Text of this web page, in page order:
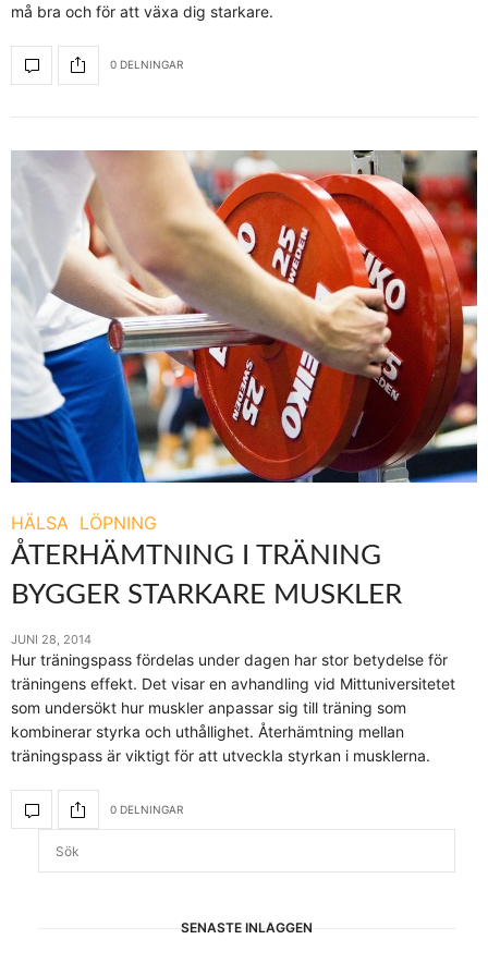
må bra och för att växa dig starkare.
0 DELNINGAR
HÄLSA LÖPNING
ÅTERHÄMTNING I TRÄNING
BYGGER STARKARE MUSKLER
JUNI 28, 2014
Hur träningspass fördelas under dagen har stor betydelse för
träningens effekt. Det visar en avhandling vid Mittuniversitetet
som undersökt hur muskler anpassar sig till träning som
kombinerar styrka och uthållighet. Återhämtning mellan
träningspass är viktigt för att utveckla styrkan i musklerna.
0 DELNINGAR
SENASTE INLÄGGEN